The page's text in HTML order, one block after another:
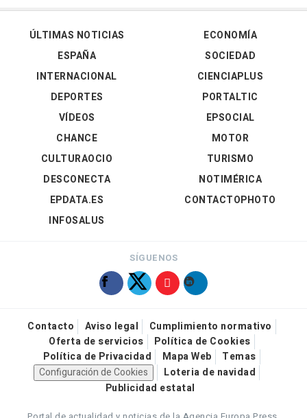
ÚLTIMAS NOTICIAS
ESPAÑA
INTERNACIONAL
DEPORTES
VÍDEOS
ECONOMÍA
SOCIEDAD
CIENCIAPLUS
PORTALTIC
EPSOCIAL
CHANCE
CULTURAOCIO
DESCONECTA
EPDATA.ES
INFOSALUS
MOTOR
TURISMO
NOTIMÉRICA
CONTACTOPHOTO
SÍGUENOS
Contacto Aviso legal
Cumplimiento normativo
Oferta de servicios
Política de Cookies
Política de Privacidad
Mapa Web
Temas
Configuración de Cookies
Loteria de navidad
Publicidad estatal